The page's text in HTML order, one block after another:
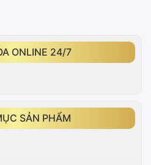
ONLINE 24/7
SẢN PHẨM